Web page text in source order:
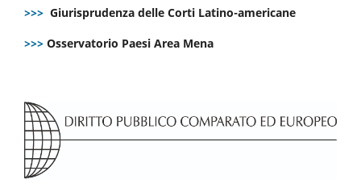
>>> Giurisprudenza delle Corti Latino-americane
>>> Osservatorio Paesi Area Mena